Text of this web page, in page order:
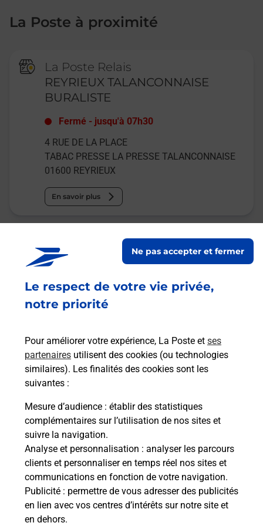
Le respect de votre vie privée,
notre priorité
Pour améliorer votre expérience, La Poste et ses
partenaires utilisent des cookies (ou technologies
similaires). Les finalités des cookies sont les
suivantes :
Mesure d’audience : établir des statistiques
complémentaires sur l’utilisation de nos sites et
suivre la navigation.
Analyse et personnalisation : analyser les parcours
clients et personnaliser en temps réel nos sites et
communications en fonction de votre navigation.
Publicité : permettre de vous adresser des publicités
en lien avec vos centres d’intérêts sur notre site et
en dehors.
Ne pas accepter et fermer
La Poste à proximité
La Poste Relais
REYRIEUX TALANCONNAISE
BURALISTE
Fermé - jusqu'à 07h30
4 RUE DE LA PLACE
TABAC PRESSE LA PRESSE TALANCONNAISE
01600 REYRIEUX
En savoir plus
La Poste Agence Communale
PARCIEUX MAIRIE
Fermé
21 ALLEE DES MARRONNIERS
En savoir plus
Malin !
La Poste
en ligne
Ouvert 24h/24
En savoir plus